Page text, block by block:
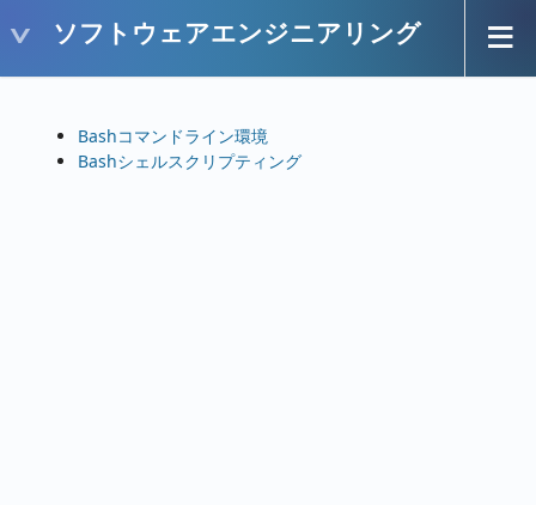
ソフトウェアエンジニアリング
Bashコマンドライン環境
Bashシェルスクリプティング